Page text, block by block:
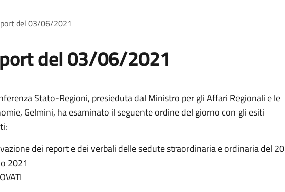
del 03/06/2021
del 03/06/2021
Stato-Regioni, presieduta dal Ministro per gli Affari Regionali e le
Gelmini, ha esaminato il seguente ordine del giorno con gli esiti
dei report e dei verbali delle sedute straordinaria e ordinaria del 20
2021